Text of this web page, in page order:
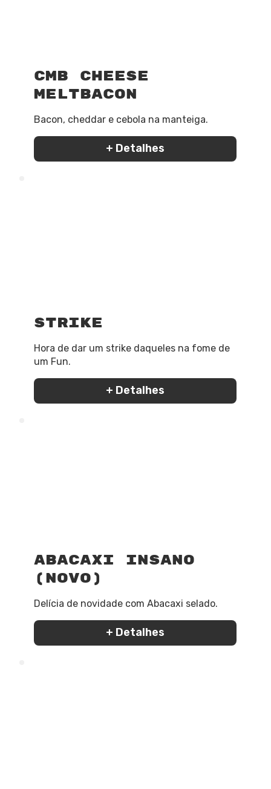
CMB Cheese
MeltBacon
Bacon, cheddar e cebola na manteiga.
+ Detalhes
Strike
Hora de dar um strike daqueles na fome de
um Fun.
+ Detalhes
Abacaxi Insano
(Novo)
Delícia de novidade com Abacaxi selado.
+ Detalhes